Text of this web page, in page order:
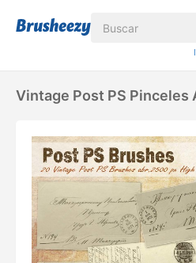
Vintage Post PS Pinceles